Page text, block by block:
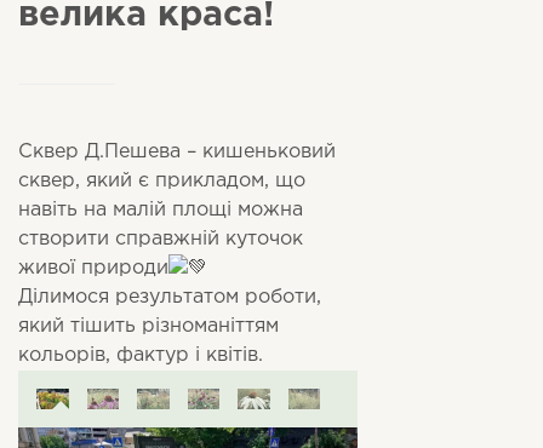
велика краса!
Сквер Д.Пешева – кишеньковий
сквер, який є прикладом, що
навіть на малій площі можна
створити справжній куточок
живої природи
Ділимося результатом роботи,
який тішить різноманіттям
кольорів, фактур і квітів.